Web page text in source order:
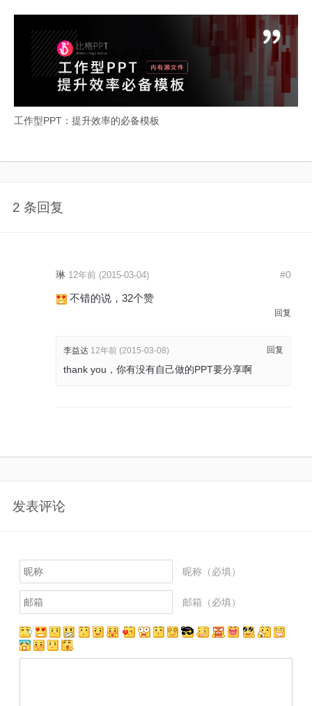
工作型PPT：提升效率的必备模板
2 条回复
琳 12年前 (2015-03-04) #0
不错的说，32个赞
回复
李益达 12年前 (2015-03-08)
thank you，你有没有自己做的PPT要分享啊
回复
发表评论
昵称（必填）
邮箱（必填）